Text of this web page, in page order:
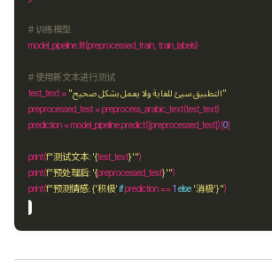
# 训练模型
model_pipeline
# 使用新文本进行测试
test_text =
"التطبيق سيئ للغاية ولا يعمل بشكل صحيح"
preprocessed_test =
prediction = model_pipelinepredict([preprocessed_test])[0
print(f"测试文本: '{test_text}'"
print(f"预处理后: '{preprocessed_test}'"
print(f"预测情感: {'积极' if prediction ==1 else '消极'}"